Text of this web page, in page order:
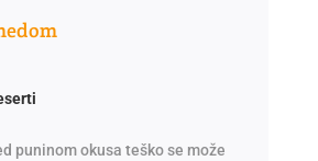
puninom okusa teško se može